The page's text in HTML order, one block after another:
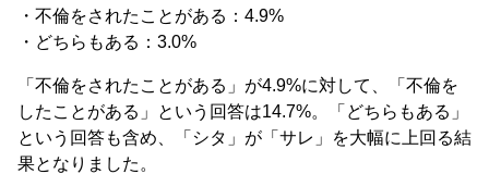
・不倫をされたことがある：4.9%
・どちらもある：3.0%
「不倫をされたことがある」が4.9%に対して、「不倫を
したことがある」という回答は14.7%。「どちらもある」
という回答も含め、「シタ」が「サレ」を大幅に上回る結
果となりました。